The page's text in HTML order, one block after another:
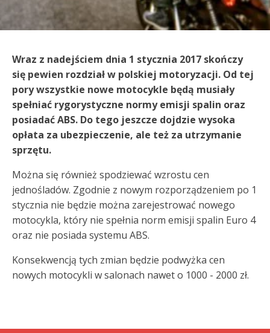
Wraz z nadejściem dnia 1 stycznia 2017 skończy
się pewien rozdział w polskiej motoryzacji. Od tej
pory wszystkie nowe motocykle będą musiały
spełniać rygorystyczne normy emisji spalin oraz
posiadać ABS. Do tego jeszcze dojdzie wysoka
opłata za ubezpieczenie, ale też za utrzymanie
sprzętu.
Można się również spodziewać wzrostu cen
jednośladów. Zgodnie z nowym rozporządzeniem po 1
stycznia nie będzie można zarejestrować nowego
motocykla, który nie spełnia norm emisji spalin Euro 4
oraz nie posiada systemu ABS.
Konsekwencją tych zmian będzie podwyżka cen
nowych motocykli w salonach nawet o 1000 - 2000 zł.